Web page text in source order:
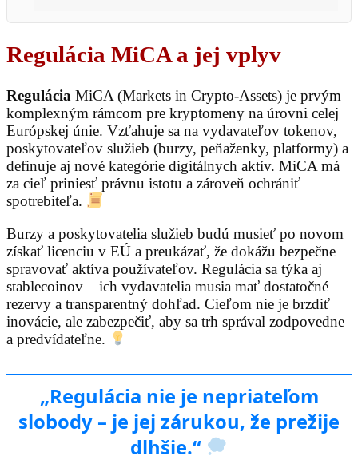
Regulácia MiCA a jej vplyv
Regulácia MiCA (Markets in Crypto-Assets) je prvým
komplexným rámcom pre kryptomeny na úrovni celej
Európskej únie. Vzťahuje sa na vydavateľov tokenov,
poskytovateľov služieb (burzy, peňaženky, platformy) a
definuje aj nové kategórie digitálnych aktív. MiCA má
za cieľ priniesť právnu istotu a zároveň ochrániť
spotrebiteľa.
Burzy a poskytovatelia služieb budú musieť po novom
získať licenciu v EÚ a preukázať, že dokážu bezpečne
spravovať aktíva používateľov. Regulácia sa týka aj
stablecoinov – ich vydavatelia musia mať dostatočné
rezervy a transparentný dohľad. Cieľom nie je brzdiť
inovácie, ale zabezpečiť, aby sa trh správal zodpovedne
a predvídateľne.
„Regulácia nie je nepriateľom
slobody – je jej zárukou, že prežije
dlhšie.“